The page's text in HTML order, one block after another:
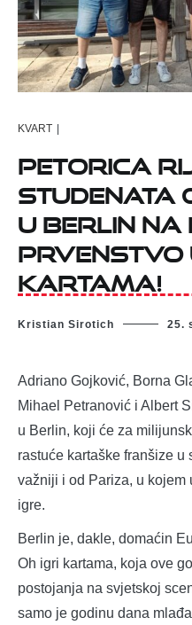
KVART |
Petorica
studenata
u Berlin na
prvenstvo
kartama!
Kristian Sirotich 25.
Adriano Gojković, Borna
Mihael Petranović i Albert
u Berlin, koji će za
rastuće kartaške franšize
važniji i od Pariza, u
igre.
Berlin je, dakle, domaćin
Oh igri kartama, koja ove
postojanja na svjetskoj
samo je godinu dana